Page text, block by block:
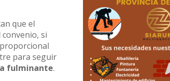
que el
si
para seguir
fulminante.